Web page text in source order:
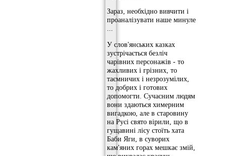
Зараз, необхідно вивчити і
проаналізувати наше минуле
...
У слов'янських казках
зустрічається безліч
чарівних персонажів - то
жахливих і грізних, то
таємничих і незрозумілих,
то добрих і готових
допомогти. Сучасним людям
вони здаються химерним
вигадкою, але в старовину
на Русі свято вірили, що в
гущавині лісу стоїть хата
Баби Яги, в суворих
кам'яних горах мешкає змій,